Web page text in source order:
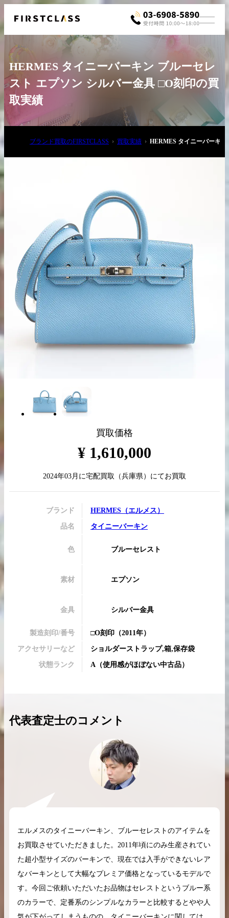
03-6908-5890
出張買取の
お申込み
宅配買取の
お申込み
LINE査定
買取実績はこちらから
希少なリザード素材のバーキンの買取価格や
高く売るためのポイントを徹底解説
バーキン相場解説
取相場や高く売れ
コラムをさらにみる
HERMES タイニーバーキン ブルーセレ
スト エプソン シルバー金具 □O刻印の買
取実績
ブランド買取のFIRSTCLASS 買取実績 HERMES タイニーバーキ
買取価格
¥ 1,610,000
2024年03月 に宅配買取 （兵庫県）にてお買取
ブランド HERMES （エルメス ）
品名 タイニーバーキン
色 ブルーセレスト
素材 エプソン
金具 シルバー金具
製造刻印/番号 □O刻印 （2011年）
アクセサリーなど ショルダーストラップ,箱,保存袋
状態ランク A （使用感がほぼない中古品）
代表査定士のコメント
エルメスのタイニーバーキン、ブルーセレストのアイテムを
お買取させていただきました。2011年頃にのみ生産されてい
た超小型サイズのバーキンで、現在では入手ができないレア
なバーキンとして大幅なプレミア価格となっているモデルで
す。今回ご依頼いただいたお品物はセレストというブルー系
のカラーで、定番系のシンプルなカラーと比較するとやや人